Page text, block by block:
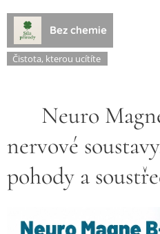
Bez chemie
Čistota, kterou ucítíte
🧠 Neuro
nervové
pohody a